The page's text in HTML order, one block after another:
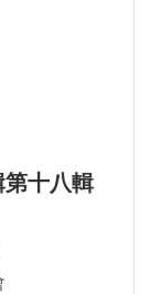
十八輯